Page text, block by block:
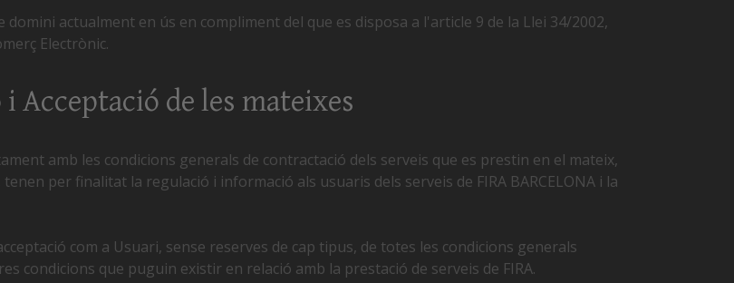
domini actualment en ús en compliment del que es disposa a l'article 9 de la Llei 34/2002,
Electrònic.
Acceptació de les mateixes
amb les condicions generals de contractació dels serveis que es prestin en el mateix,
per finalitat la regulació i informació als usuaris dels serveis de FIRA BARCELONA i la
com a Usuari, sense reserves de cap tipus, de totes les condicions generals
condicions que puguin existir en relació amb la prestació de serveis de FIRA.